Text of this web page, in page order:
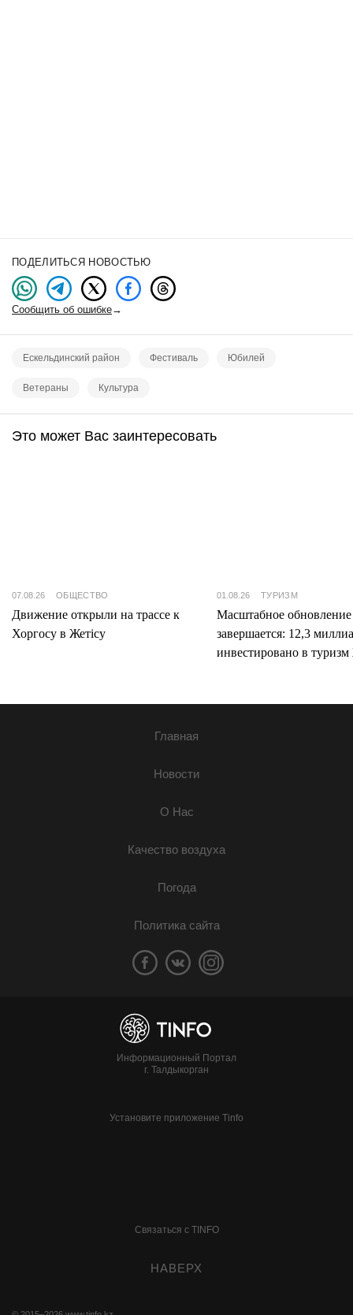
ПОДЕЛИТЬСЯ НОВОСТЬЮ
Сообщить об ошибке→
Ескельдинский район Фестиваль Юбилей
Ветераны Культура
Это может Вас заинтересовать
07.08.26 ОБЩЕСТВО
Движение открыли на трассе к
Хоргосу в Жетісу
01.08.26 ТУРИЗМ
Масштабное
завершается: 12,3
инвестировано в туризм
Главная
Новости
О Нас
Качество воздуха
Погода
Политика сайта
Информационный Портал
г. Талдыкорган
Установите приложение Tinfo
Связаться с TINFO
НАВЕРХ